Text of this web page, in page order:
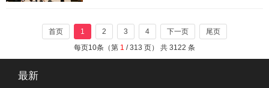
首民乐作品及其原创的“中华风韵”《中国色》
音乐会，为巴西利亚人民带来数场精彩演出
首页 1 2 3 4 下一页
尾页
每页10条（第 1 / 313 页） 共 3122 条
最新